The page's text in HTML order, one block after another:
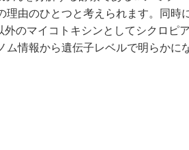
由のひとつと考えられます。同時
のマイコトキシンとしてシクロピ
情報から遺伝子レベルで明らかに